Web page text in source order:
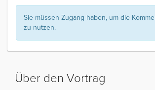
Sie müssen Zugang haben, um die
zu nutzen.
Über den Vortrag